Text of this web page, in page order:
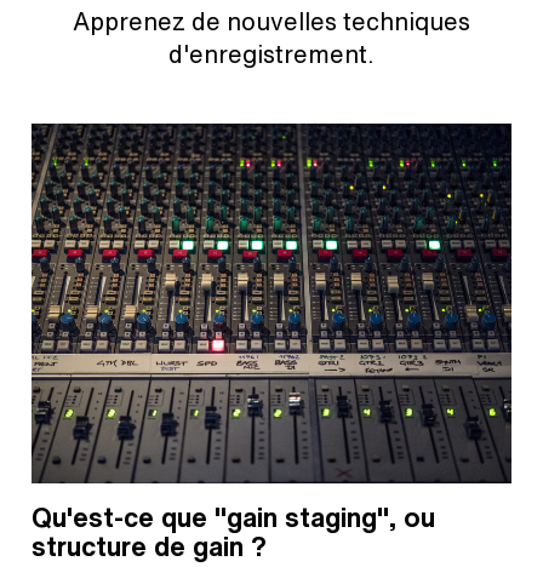
Apprenez de nouvelles techniques
d'enregistrement.
Qu'est-ce que "gain staging", ou
structure de gain ?